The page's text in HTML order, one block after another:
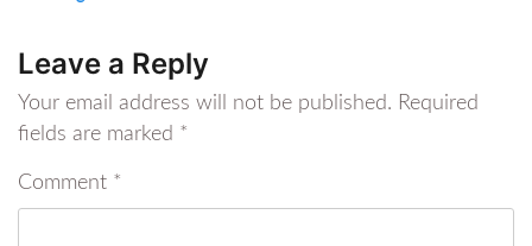
Leave a Reply
Your email address will not be published. Required
fields are marked *
Comment *